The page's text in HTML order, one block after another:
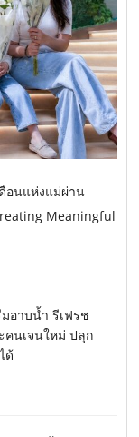
อนแห่งแม่ผ่าน
Meaningful
อาบน้ำ รีเฟรช
คนเจนใหม่ ปลุก
ด้